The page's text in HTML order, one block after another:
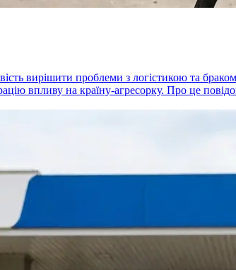
вирішити проблеми з логістикою та
впливу на країну-агресорку. Про це